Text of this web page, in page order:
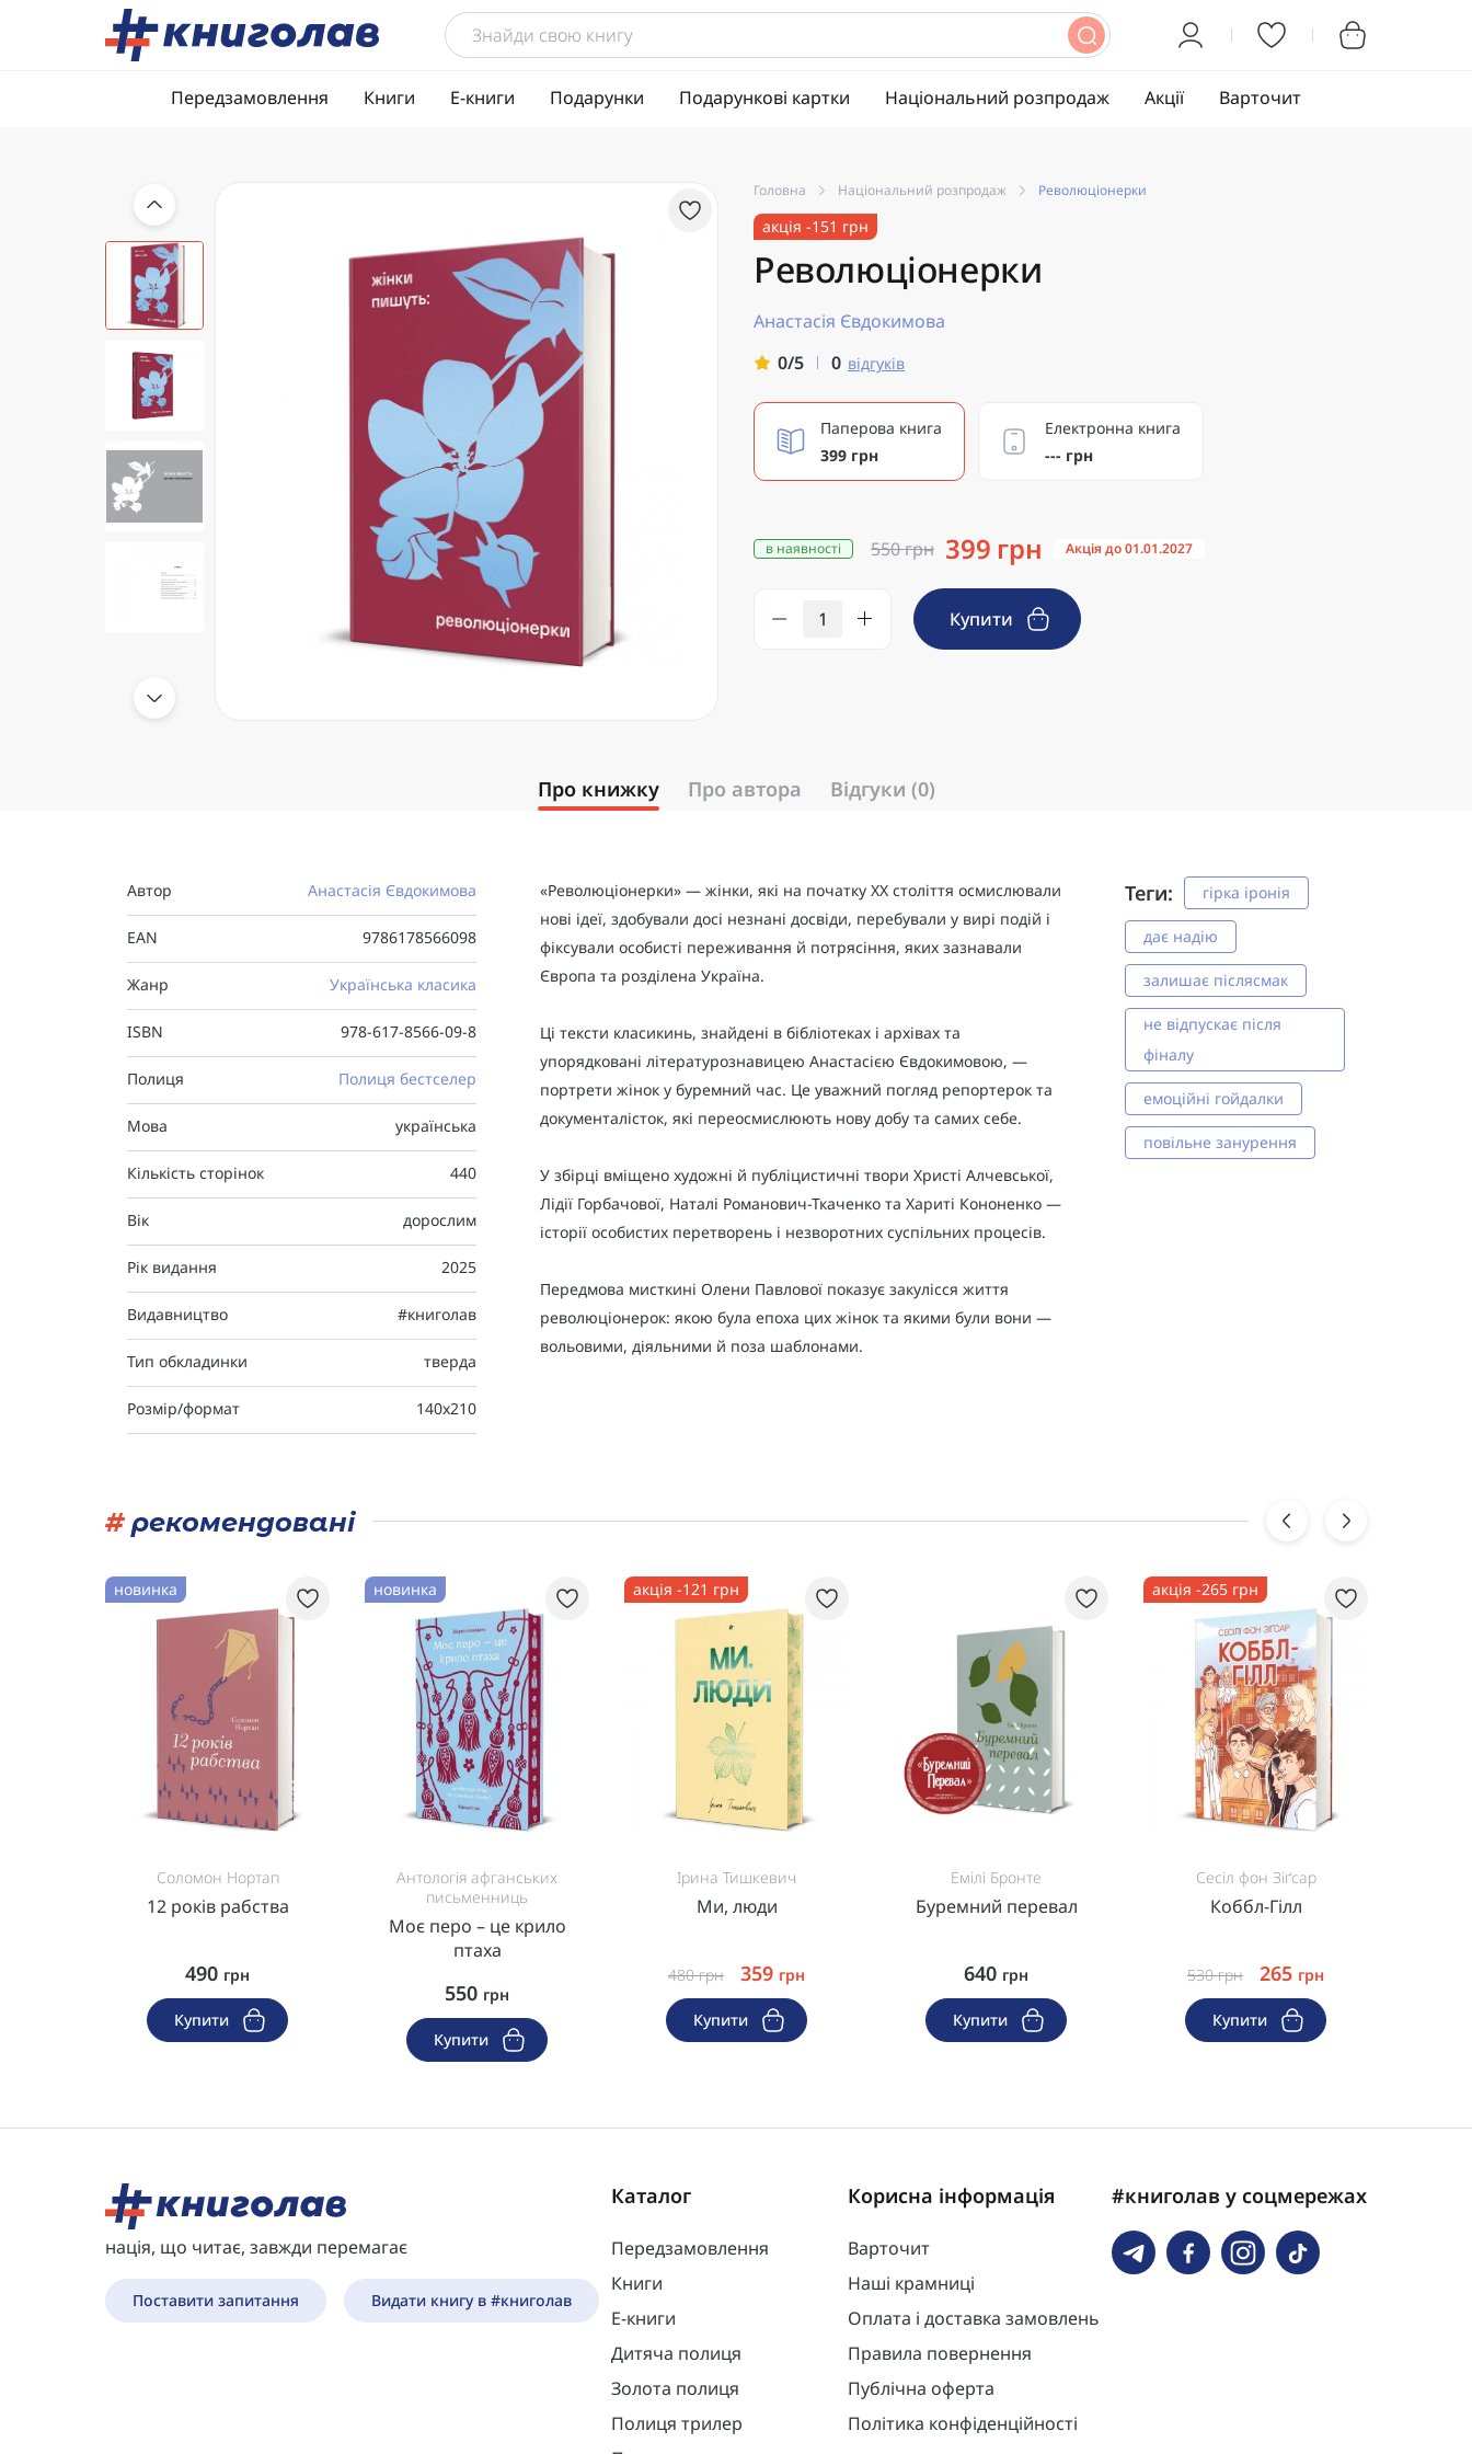
Передзамовлення Книги Е-книги Подарунки Подарункові картки Національний розпродаж Акції Варточит
Головна Національний розпродаж Революціонерки
акція -151 грн
Революціонерки
Анастасія Євдокимова
0/5
0 відгуків
Паперова книга
399 грн
Електронна книга
--- грн
в наявності 550 грн 399 грн Акція до 01.01.2027
Купити
Про книжку Про автора Відгуки (0)
Автор Анастасія Євдокимова
EAN 9786178566098
Жанр Українська класика
ISBN 978-617-8566-09-8
Полиця Полиця бестселер
Мова українська
Кількість сторінок 440
Вік дорослим
Рік видання 2025
Видавництво #книголав
Тип обкладинки тверда
Розмір/формат 140х210
«Революціонерки» — жінки, які на початку ХХ століття осмислювали
нові ідеї, здобували досі незнані досвіди, перебували у вирі подій і
фіксували особисті переживання й потрясіння, яких зазнавали
Європа та розділена Україна.
Ці тексти класикинь, знайдені в бібліотеках і архівах та
упорядковані літературознавицею Анастасією Євдокимовою, —
портрети жінок у буремний час. Це уважний погляд репортерок та
документалісток, які переосмислюють нову добу та самих себе.
У збірці вміщено художні й публіцистичні твори Христі Алчевської,
Лідії Горбачової, Наталі Романович-Ткаченко та Хариті Кононенко —
історії особистих перетворень і незворотних суспільних процесів.
Передмова мисткині Олени Павлової показує закулісся життя
революціонерок: якою була епоха цих жінок та якими були вони —
вольовими, діяльними й поза шаблонами.
Теги: гірка іронія
дає надію
залишає післясмак
не відпускає після
фіналу
емоційні гойдалки
повільне занурення
#рекомендовані
новинка
Соломон Нортап
12 років рабства
490 грн
Купити
новинка
Антологія афганських
письменниць
Моє перо – це крило
птаха
550 грн
Купити
акція -121 грн
Ірина Тишкевич
Ми, люди
480грн 359 грн
Купити
Емілі Бронте
Буремний перевал
640 грн
Купити
акція -265 грн
Сесіл фон Зіґсар
Коббл-Гілл
530грн 265 грн
Купити
нація, що читає, завжди перемагає
Поставити запитання Видати книгу в #книголав
Каталог
Передзамовлення
Книги
Е-книги
Дитяча полиця
Золота полиця
Полиця трилер
Корисна інформація
Варточит
Наші крамниці
Оплата і доставка замовлень
Правила повернення
Публічна оферта
Політика конфіденційності
#книголав у соцмережах